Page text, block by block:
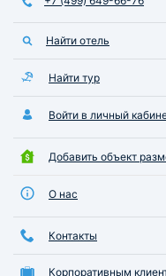
Найти отель
Найти тур
Войти в личный
Добавить объект
О нас
Контакты
Корпоративным